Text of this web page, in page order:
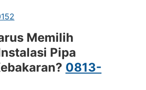
Memilih
Pipa
0813-